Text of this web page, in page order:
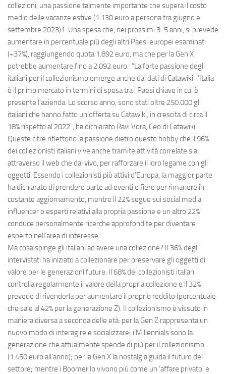
collezioni, una passione talmente importante che supera il costo
medio delle vacanze estive (1.130 euro a persona tra giugno e
settembre 2023)1. Una spesa che, nei prossimi 3-5 anni, si prevede
aumentare in percentuale più degli altri Paesi europei esaminati
(+37%), raggiungendo quota 1.892 euro, ma che per la Gen X
potrebbe aumentare fino a 2.092 euro. “La forte passione degli
italiani per il collezionismo emerge anche dai dati di Catawiki: l’Italia
è il primo mercato in termini di spesa tra i Paesi chiave in cui è
presente l’azienda. Lo scorso anno, sono stati oltre 250.000 gli
italiani che hanno fatto un’offerta su Catawiki, in crescita di circa il
18% rispetto al 2022”, ha dichiarato Ravi Vora, Ceo di Catawiki.
Queste cifre riflettono la passione dietro questo hobby che il 96%
dei collezionisti italiani vive anche tramite attività correlate sia
attraverso il web che dal vivo, per rafforzare il loro legame con gli
oggetti. Essendo i collezionisti più attivi d’Europa, la maggior parte
ha dichiarato di prendere parte ad eventi e fiere per rimanere in
costante aggiornamento, mentre il 22% segue sui social media
influencer o esperti relativi alla propria passione e un altro 22%
conduce personalmente ricerche approfondite per diventare
esperto nell’area di interesse.
Ma cosa spinge gli italiani ad avere una collezione? Il 36% degli
intervistati ha iniziato a collezionare per preservare gli oggetti di
valore per le generazioni future. Il 68% dei collezionisti italiani
controlla regolarmente il valore della propria collezione e il 32%
prevede di rivenderla per aumentare il proprio reddito (percentuale
che sale al 42% per la generazione Z). Il collezionismo è vissuto in
maniera diversa a seconda delle età: per la Gen Z rappresenta un
nuovo modo di interagire e socializzare; i Millennials sono la
generazione che attualmente spende di più per il collezionismo
(1.450 euro all’anno); per la Gen X la nostalgia guida il futuro del
settore; mentre i Boomer lo vivono più come un ‘affare privato’ e